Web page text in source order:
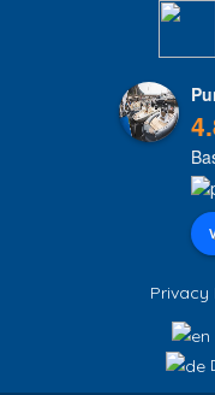
Privacy